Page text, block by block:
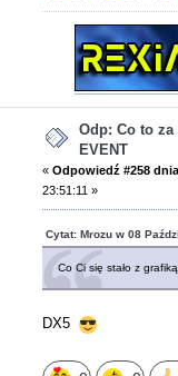
Odp: Co to za
EVENT
« Odpowiedź #258
23:51:11 »
Cytat: Mrozu w 08
Co Ci się stało z
DX5